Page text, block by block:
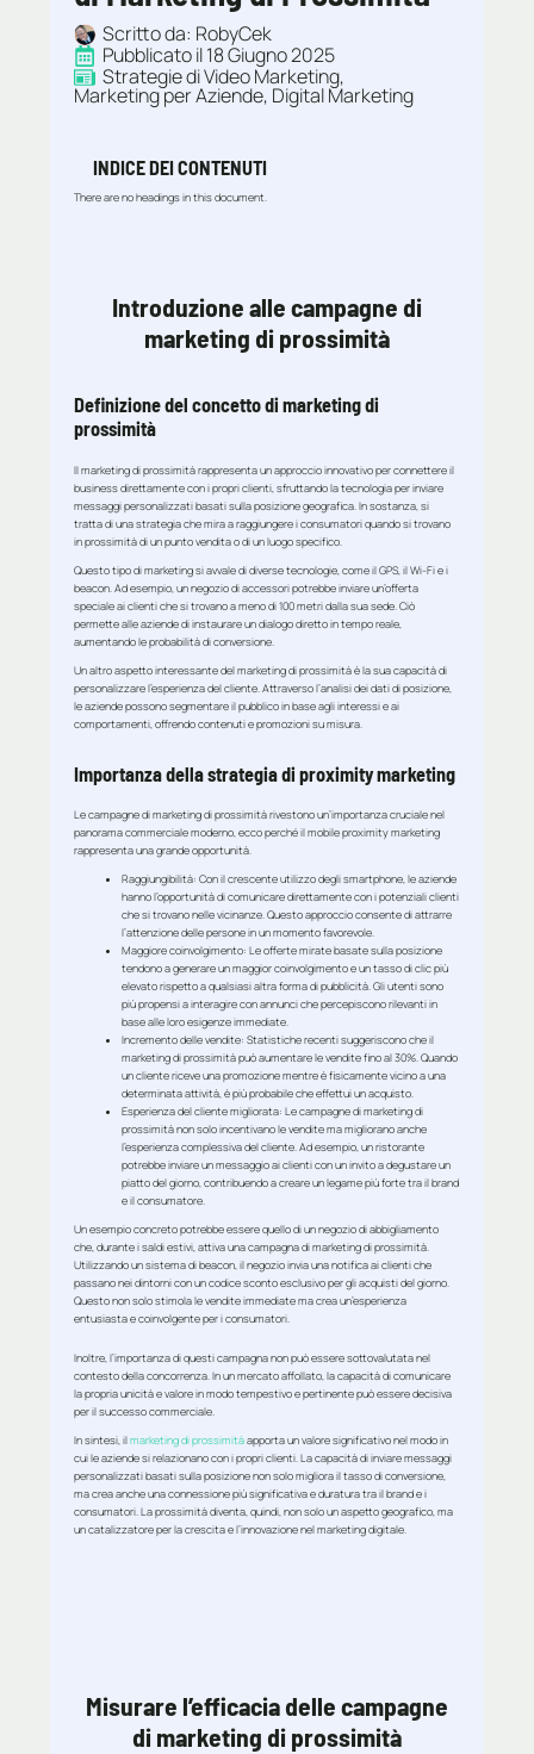
Scritto da: RobyCek
Pubblicato il 18 Giugno 2025
Strategie di Video Marketing
Marketing per Aziende Digital Marketing
INDICE DEI CONTENUTI
There are no headings in this document.
Introduzione alle campagne di
marketing di prossimità
Definizione del concetto di marketing di
prossimità
Il marketing di prossimità rappresenta un approccio innovativo per connettere il
business direttamente con i propri clienti, sfruttando la tecnologia per inviare
messaggi personalizzati basati sulla posizione geografica. In sostanza, si
tratta di una strategia che mira a raggiungere i consumatori quando si trovano
in prossimità di un punto vendita o di un luogo specifico.
Questo tipo di marketing si avvale di diverse tecnologie, come il GPS, il Wi-Fi e i
beacon. Ad esempio, un negozio di accessori potrebbe inviare un’offerta
speciale ai clienti che si trovano a meno di 100 metri dalla sua sede. Ciò
permette alle aziende di instaurare un dialogo diretto in tempo reale,
aumentando le probabilità di conversione.
Un altro aspetto interessante del marketing di prossimità è la sua capacità di
personalizzare l’esperienza del cliente. Attraverso l’analisi dei dati di posizione,
le aziende possono segmentare il pubblico in base agli interessi e ai
comportamenti, offrendo contenuti e promozioni su misura.
Importanza della strategia di proximity marketing
Le campagne di marketing di prossimità rivestono un’importanza cruciale nel
panorama commerciale moderno, ecco perché il mobile proximity marketing
rappresenta una grande opportunità.
Raggiungibilità:Con il crescente utilizzo degli smartphone, le aziende
hanno l’opportunità di comunicare direttamente con i potenziali clienti
che si trovano nelle vicinanze. Questo approccio consente di attrarre
l’attenzione delle persone in un momento favorevole.
Maggiore coinvolgimento: Le offerte mirate basate sulla posizione
tendono a generare un maggior coinvolgimento e un tasso di clic più
elevato rispetto a qualsiasi altra forma di pubblicità. Gli utenti sono
più propensi a interagire con annunci che percepiscono rilevanti in
base alle loro esigenze immediate.
Incremento delle vendite: Statistiche recenti suggeriscono che il
marketing di prossimità può aumentare le vendite fino al 30%. Quando
un cliente riceve una promozione mentre è fisicamente vicino a una
determinata attività, è più probabile che effettui un acquisto.
Esperienza del cliente migliorata: Le campagne di marketing di
prossimità non solo incentivano le vendite ma migliorano anche
l’esperienza complessiva del cliente. Ad esempio, un ristorante
potrebbe inviare un messaggio ai clienti con un invito a degustare un
piatto del giorno, contribuendo a creare un legame più forte tra il brand
e il consumatore.
Un esempio concreto potrebbe essere quello di un negozio di abbigliamento
che, durante i saldi estivi, attiva una campagna di marketing di prossimità.
Utilizzando un sistema di beacon, il negozio invia una notifica ai clienti che
passano nei dintorni con un codice sconto esclusivo per gli acquisti del giorno.
Questo non solo stimola le vendite immediate ma crea un’esperienza
entusiasta e coinvolgente per i consumatori.
Inoltre, l’importanza di questi campagna non può essere sottovalutata nel
contesto della concorrenza. In un mercato affollato, la capacità di comunicare
la propria unicità e valore in modo tempestivo e pertinente può essere decisiva
per il successo commerciale.
In sintesi, ilmarketing di prossimitàapporta un valore significativo nel modo in
cui le aziende si relazionano con i propri clienti. La capacità di inviare messaggi
personalizzati basati sulla posizione non solo migliora il tasso di conversione,
ma crea anche una connessione più significativa e duratura tra il brand e i
consumatori. La prossimità diventa, quindi, non solo un aspetto geografico, ma
un catalizzatore per la crescita e l’innovazione nel marketing digitale.
Misurare l’efficacia delle campagne
di marketing di prossimità